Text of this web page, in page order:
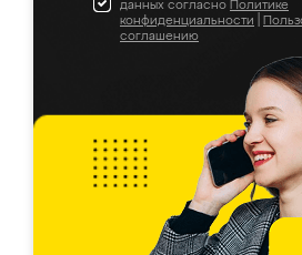
данных согласно Политике
конфиденциальности
соглашению